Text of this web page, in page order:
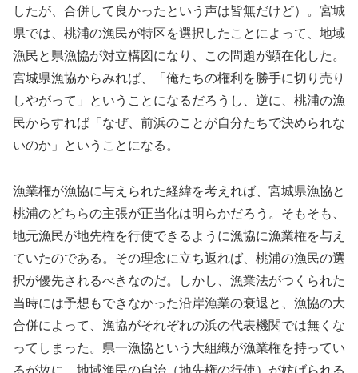
したが、合併して良かったという声は皆無だけど）。宮城
県では、桃浦の漁民が特区を選択したことによって、地域
漁民と県漁協が対立構図になり、この問題が顕在化した。
宮城県漁協からみれば、「俺たちの権利を勝手に切り売り
しやがって」ということになるだろうし、逆に、桃浦の漁
民からすれば「なぜ、前浜のことが自分たちで決められな
いのか」ということになる。
漁業権が漁協に与えられた経緯を考えれば、宮城県漁協と
桃浦のどちらの主張が正当化は明らかだろう。そもそも、
地元漁民が地先権を行使できるように漁協に漁業権を与え
ていたのである。その理念に立ち返れば、桃浦の漁民の選
択が優先されるべきなのだ。しかし、漁業法がつくられた
当時には予想もできなかった沿岸漁業の衰退と、漁協の大
合併によって、漁協がそれぞれの浜の代表機関では無くな
ってしまった。県一漁協という大組織が漁業権を持ってい